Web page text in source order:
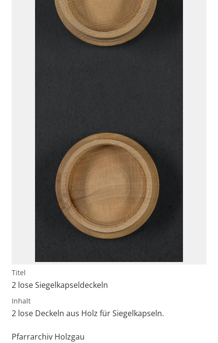
Titel
2 lose Siegelkapseldeckeln
Inhalt
2 lose Deckeln aus Holz für Siegelkapseln.
Pfarrarchiv Holzgau